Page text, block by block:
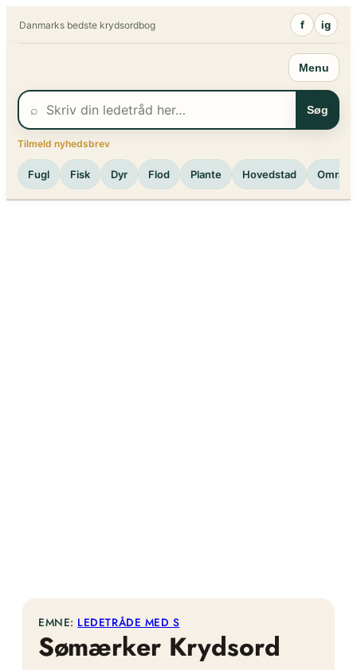
Danmarks bedste krydsordbog f ig
Menu
⌕ Søg
Tilmeld nyhedsbrev
Fugl Fisk Dyr Flod Plante Hovedstad Område
EMNE: LEDETRÅDE MED S
Sømærker Krydsord